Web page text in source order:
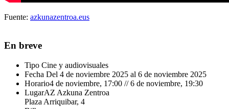
Fuente: azkunazentroa.eus
En breve
Tipo Cine y audiovisuales
Fecha Del 4 de noviembre 2025 al 6 de noviembre 2025
Horario4 de noviembre, 17:00 // 6 de noviembre, 19:30
LugarAZ Azkuna Zentroa
Plaza Arriquibar, 4